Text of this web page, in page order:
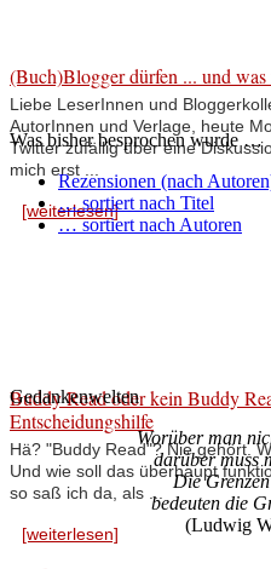
(Buch)Blogger dürfen ... und was
Liebe LeserInnen und
AutorInnen und Verlage, heute
Twitter zufällig über eine
mich erst ...
[weiterlesen]
Buddy Read oder kein Buddy
Entscheidungshilfe
Hä? "Buddy Read"? Nie gehört.
Und wie soll das überhaupt
so saß ich da, als ...
[weiterlesen]
Was bisher besprochen wurde …
Rezensionen (nach
… sortiert nach Titel
… sortiert nach Autoren
Gedankenwelten
Worüber man
darüber muss
Die
bedeuten die
(Ludwig